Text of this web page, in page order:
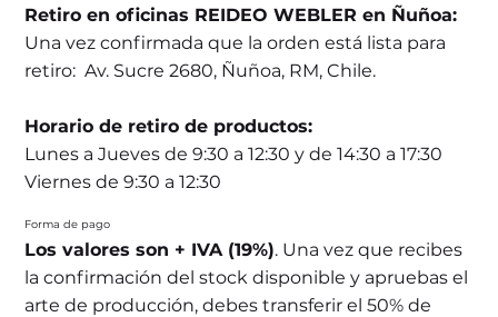
Retiro en oficinas REIDEO WEBLER en Ñuñoa:
Una vez confirmada que la orden está lista para
retiro: Av. Sucre 2680, Ñuñoa, RM, Chile.
Horario de retiro de productos:
Lunes a Jueves de 9:30 a 12:30 y de 14:30 a 17:30
Viernes de 9:30 a 12:30
Forma de pago
Los valores son + IVA (19%). Una vez que recibes
la confirmación del stock disponible y apruebas el
arte de producción, debes transferir el 50% de